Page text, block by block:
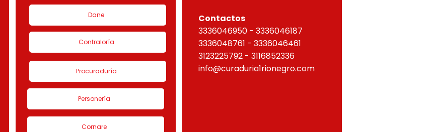
Dane
Contraloría
Procuraduría
Personería
Cornare
Contactos
3336046950 - 3336046187
3336048761 - 3336046461
3123225792 - 3116852336
info@curaduria1rionegro.com